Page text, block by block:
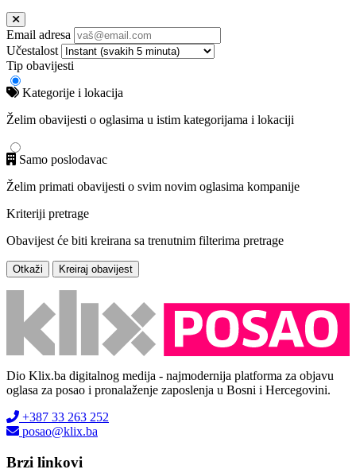
Email adresa
Učestalost
Tip obavijesti
Kategorije i lokacija
Želim obavijesti o oglasima u istim kategorijama i lokaciji
Samo poslodavac
Želim primati obavijesti o svim novim oglasima kompanije
Kriteriji pretrage
Obavijest će biti kreirana sa trenutnim filterima pretrage
Otkaži Kreiraj obavijest
Dio Klix.ba digitalnog medija - najmodernija platforma za objavu
oglasa za posao i pronalaženje zaposlenja u Bosni i Hercegovini.
+387 33 263 252
posao@klix.ba
Brzi linkovi